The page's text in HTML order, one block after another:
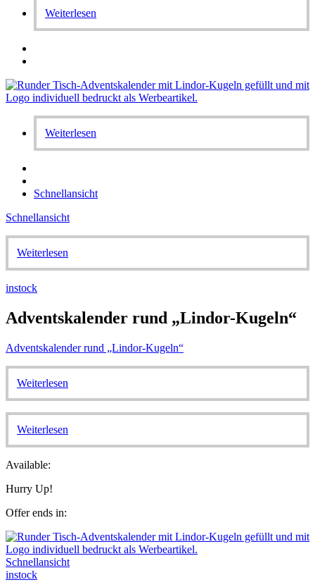
Weiterlesen
Weiterlesen
Schnellansicht
Schnellansicht
Weiterlesen
instock
Adventskalender rund „Lindor-Kugeln“
Adventskalender rund „Lindor-Kugeln“
Weiterlesen
Weiterlesen
Available:
Hurry Up!
Offer ends in:
Schnellansicht
instock